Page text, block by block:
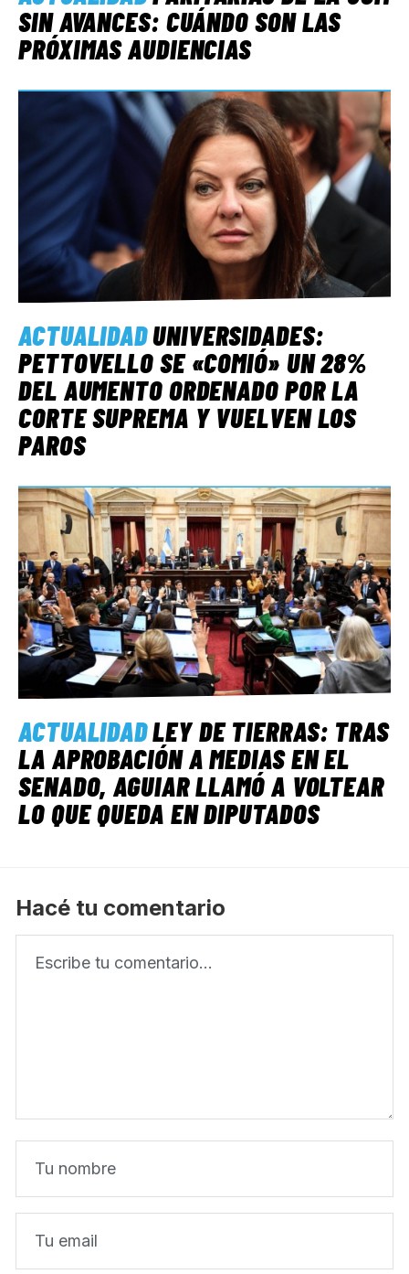
SIN AVANCES: CUÁNDO SON LAS
PRÓXIMAS AUDIENCIAS
ACTUALIDADUNIVERSIDADES:
PETTOVELLO SE «COMIÓ» UN 28%
DEL AUMENTO ORDENADO POR LA
CORTE SUPREMA Y VUELVEN LOS
PAROS
ACTUALIDADLEY DE TIERRAS: TRAS
LA APROBACIÓN A MEDIAS EN EL
SENADO, AGUIAR LLAMÓ A VOLTEAR
LO QUE QUEDA EN DIPUTADOS
Hacé tu comentario